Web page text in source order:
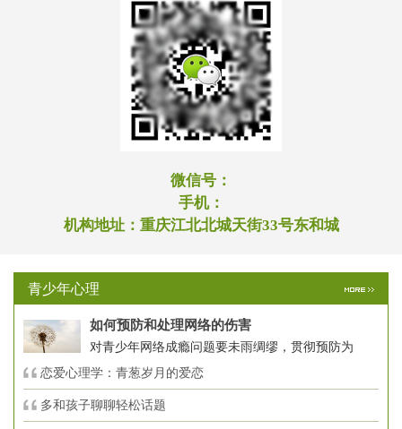
微信号：
手机：
机构地址： 重庆江北北城天街33号东和城
青少年心理
如何预防和处理网络的伤害
对青少年网络成瘾问题要未雨绸缪，贯彻预防为
恋爱心理学：青葱岁月的爱恋
多和孩子聊聊轻松话题